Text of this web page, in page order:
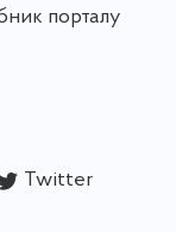
порталу
Twitter